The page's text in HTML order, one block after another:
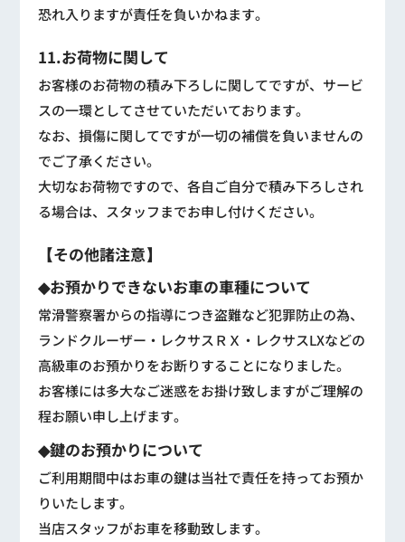
恐れ入りますが責任を負いかねます。
11.お荷物に関して
お客様のお荷物の積み下ろしに関してですが、サービ
スの一環としてさせていただいております。
なお、損傷に関してですが一切の補償を負いませんの
でご了承ください。
大切なお荷物ですので、各自ご自分で積み下ろしされ
る場合は、スタッフまでお申し付けください。
【その他諸注意】
◆お預かりできないお車の車種について
常滑警察署からの指導につき盗難など犯罪防止の為、
ランドクルーザー・レクサスＲＸ・レクサスLXなどの
高級車のお預かりをお断りすることになりました。
お客様には多大なご迷惑をお掛け致しますがご理解の
程お願い申し上げます。
◆鍵のお預かりについて
ご利用期間中はお車の鍵は当社で責任を持ってお預か
りいたします。
当店スタッフがお車を移動致します。